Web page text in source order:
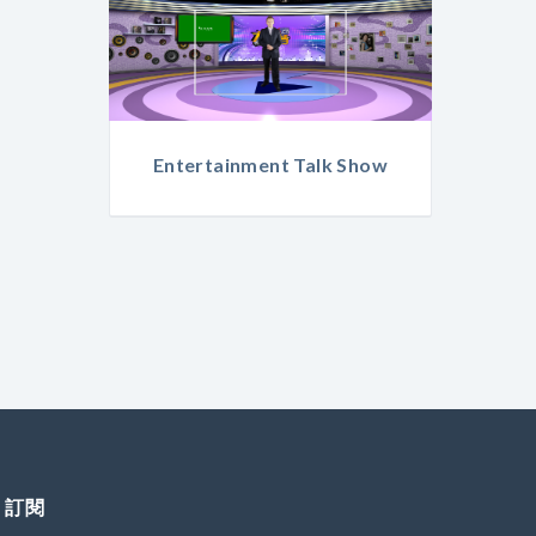
Entertainment Talk Show
訂閱